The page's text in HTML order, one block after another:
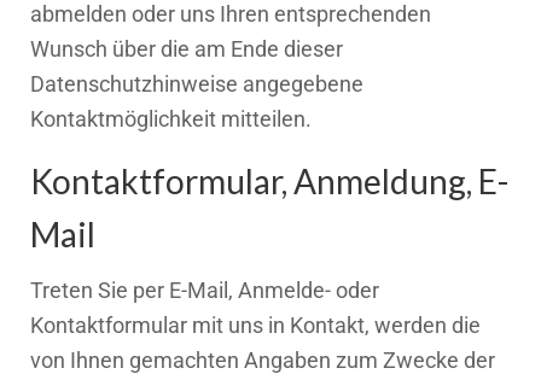
abmelden oder uns Ihren entsprechenden
Wunsch über die am Ende dieser
Datenschutzhinweise angegebene
Kontaktmöglichkeit mitteilen.
Kontaktformular, Anmeldung, E-
Mail
Treten Sie per E-Mail, Anmelde- oder
Kontaktformular mit uns in Kontakt, werden die
von Ihnen gemachten Angaben zum Zwecke der